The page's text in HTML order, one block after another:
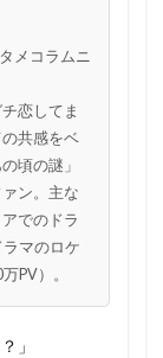
メコラムニ
恋してま
共感をベ
頃の謎」
ン。主な
でのドラ
マのロケ
PV）。
」